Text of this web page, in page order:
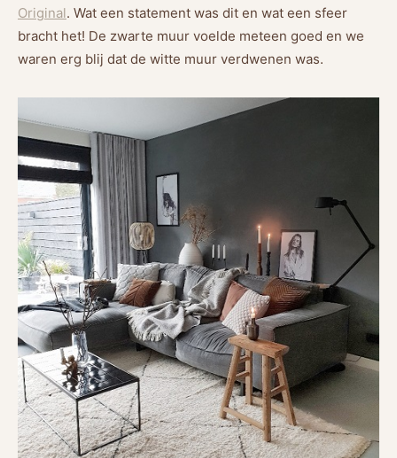
Original. Wat een statement was dit en wat een sfeer
bracht het! De zwarte muur voelde meteen goed en we
waren erg blij dat de witte muur verdwenen was.